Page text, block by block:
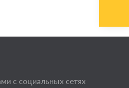
с социальных сетях